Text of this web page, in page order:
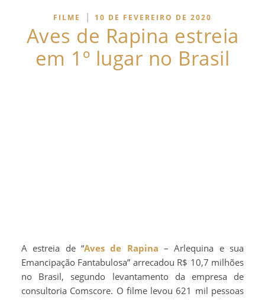
FILME | 10 DE FEVEREIRO DE 2020
Aves de Rapina estreia
em 1º lugar no Brasil
A estreia de “Aves de Rapina – Arlequina e sua
Emancipação Fantabulosa” arrecadou R$ 10,7 milhões
no Brasil, segundo levantamento da empresa de
consultoria Comscore. O filme levou 621 mil pessoas